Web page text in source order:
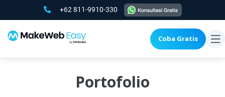
+62 811-9910-330
Coba Gratis
Portofolio